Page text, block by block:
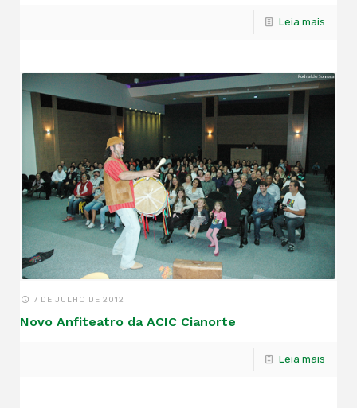
Leia mais
7 DE JULHO DE 2012
Novo Anfiteatro da ACIC Cianorte
Leia mais